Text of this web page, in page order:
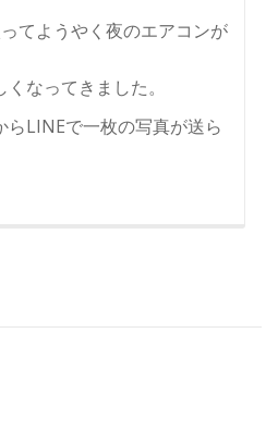
てようやく夜のエアコンが
なってきました。
らLINEで一枚の写真が送ら